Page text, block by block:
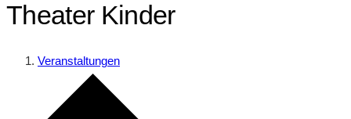
Theater Kinder
Veranstaltungen